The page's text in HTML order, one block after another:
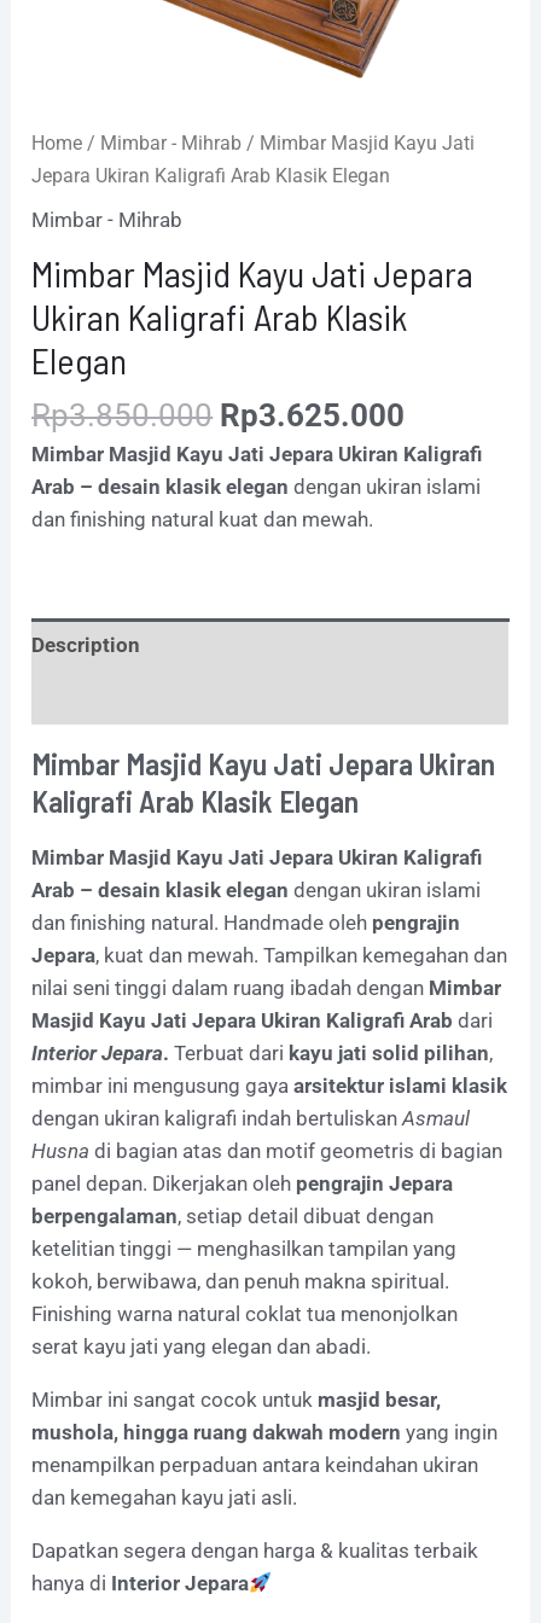
Home / Mimbar - Mihrab / Mimbar Masjid Kayu Jati
Jepara Ukiran Kaligrafi Arab Klasik Elegan
Mimbar - Mihrab
Mimbar Masjid Kayu Jati Jepara
Ukiran Kaligrafi Arab Klasik
Elegan
Rp3.850.000 Rp3.625.000
Mimbar Masjid Kayu Jati Jepara Ukiran Kaligrafi
Arab – desain klasik elegan dengan ukiran islami
dan finishing natural kuat dan mewah.
Description
Mimbar Masjid Kayu Jati Jepara Ukiran
Kaligrafi Arab Klasik Elegan
Mimbar Masjid Kayu Jati Jepara Ukiran Kaligrafi
Arab – desain klasik elegan dengan ukiran islami
dan finishing natural. Handmade oleh pengrajin
Jepara, kuat dan mewah. Tampilkan kemegahan dan
nilai seni tinggi dalam ruang ibadah dengan Mimbar
Masjid Kayu Jati Jepara Ukiran Kaligrafi Arab dari
Interior Jepara. Terbuat dari kayu jati solid pilihan,
mimbar ini mengusung gayaarsitektur islami klasik
dengan ukiran kaligrafi indah bertuliskanAsmaul
Husna di bagian atas dan motif geometris di bagian
panel depan. Dikerjakan oleh pengrajin Jepara
berpengalaman, setiap detail dibuat dengan
ketelitian tinggi — menghasilkan tampilan yang
kokoh, berwibawa, dan penuh makna spiritual.
Finishing warna natural coklat tua menonjolkan
serat kayu jati yang elegan dan abadi.
Mimbar ini sangat cocok untuk masjid besar,
mushola, hingga ruang dakwah modern yang ingin
menampilkan perpaduan antara keindahan ukiran
dan kemegahan kayu jati asli.
Dapatkan segera dengan harga & kualitas terbaik
hanya di Interior Jepara